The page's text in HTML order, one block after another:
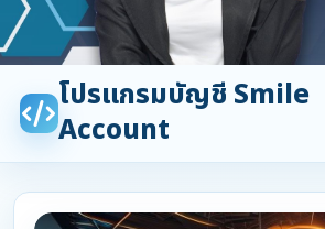
โปรแกรมบัญชี Smile
Account